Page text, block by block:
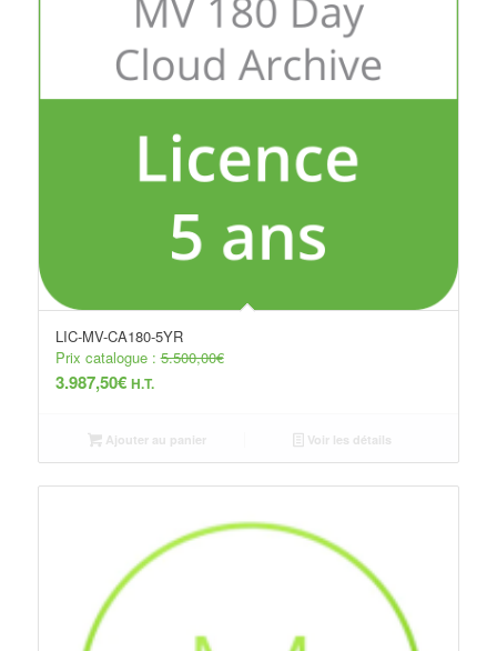
LIC-MV-CA180-5YR
Prix catalogue :5.500,00€
3.987,50€ H.T.
Ajouter au panier Voir les détails